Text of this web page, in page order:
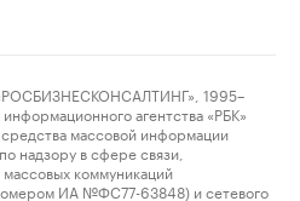
1995–
агентства «РБК»
массовой информации
надзору в сфере связи,
коммуникаций
ИА №ФС77-63848) и сетевого